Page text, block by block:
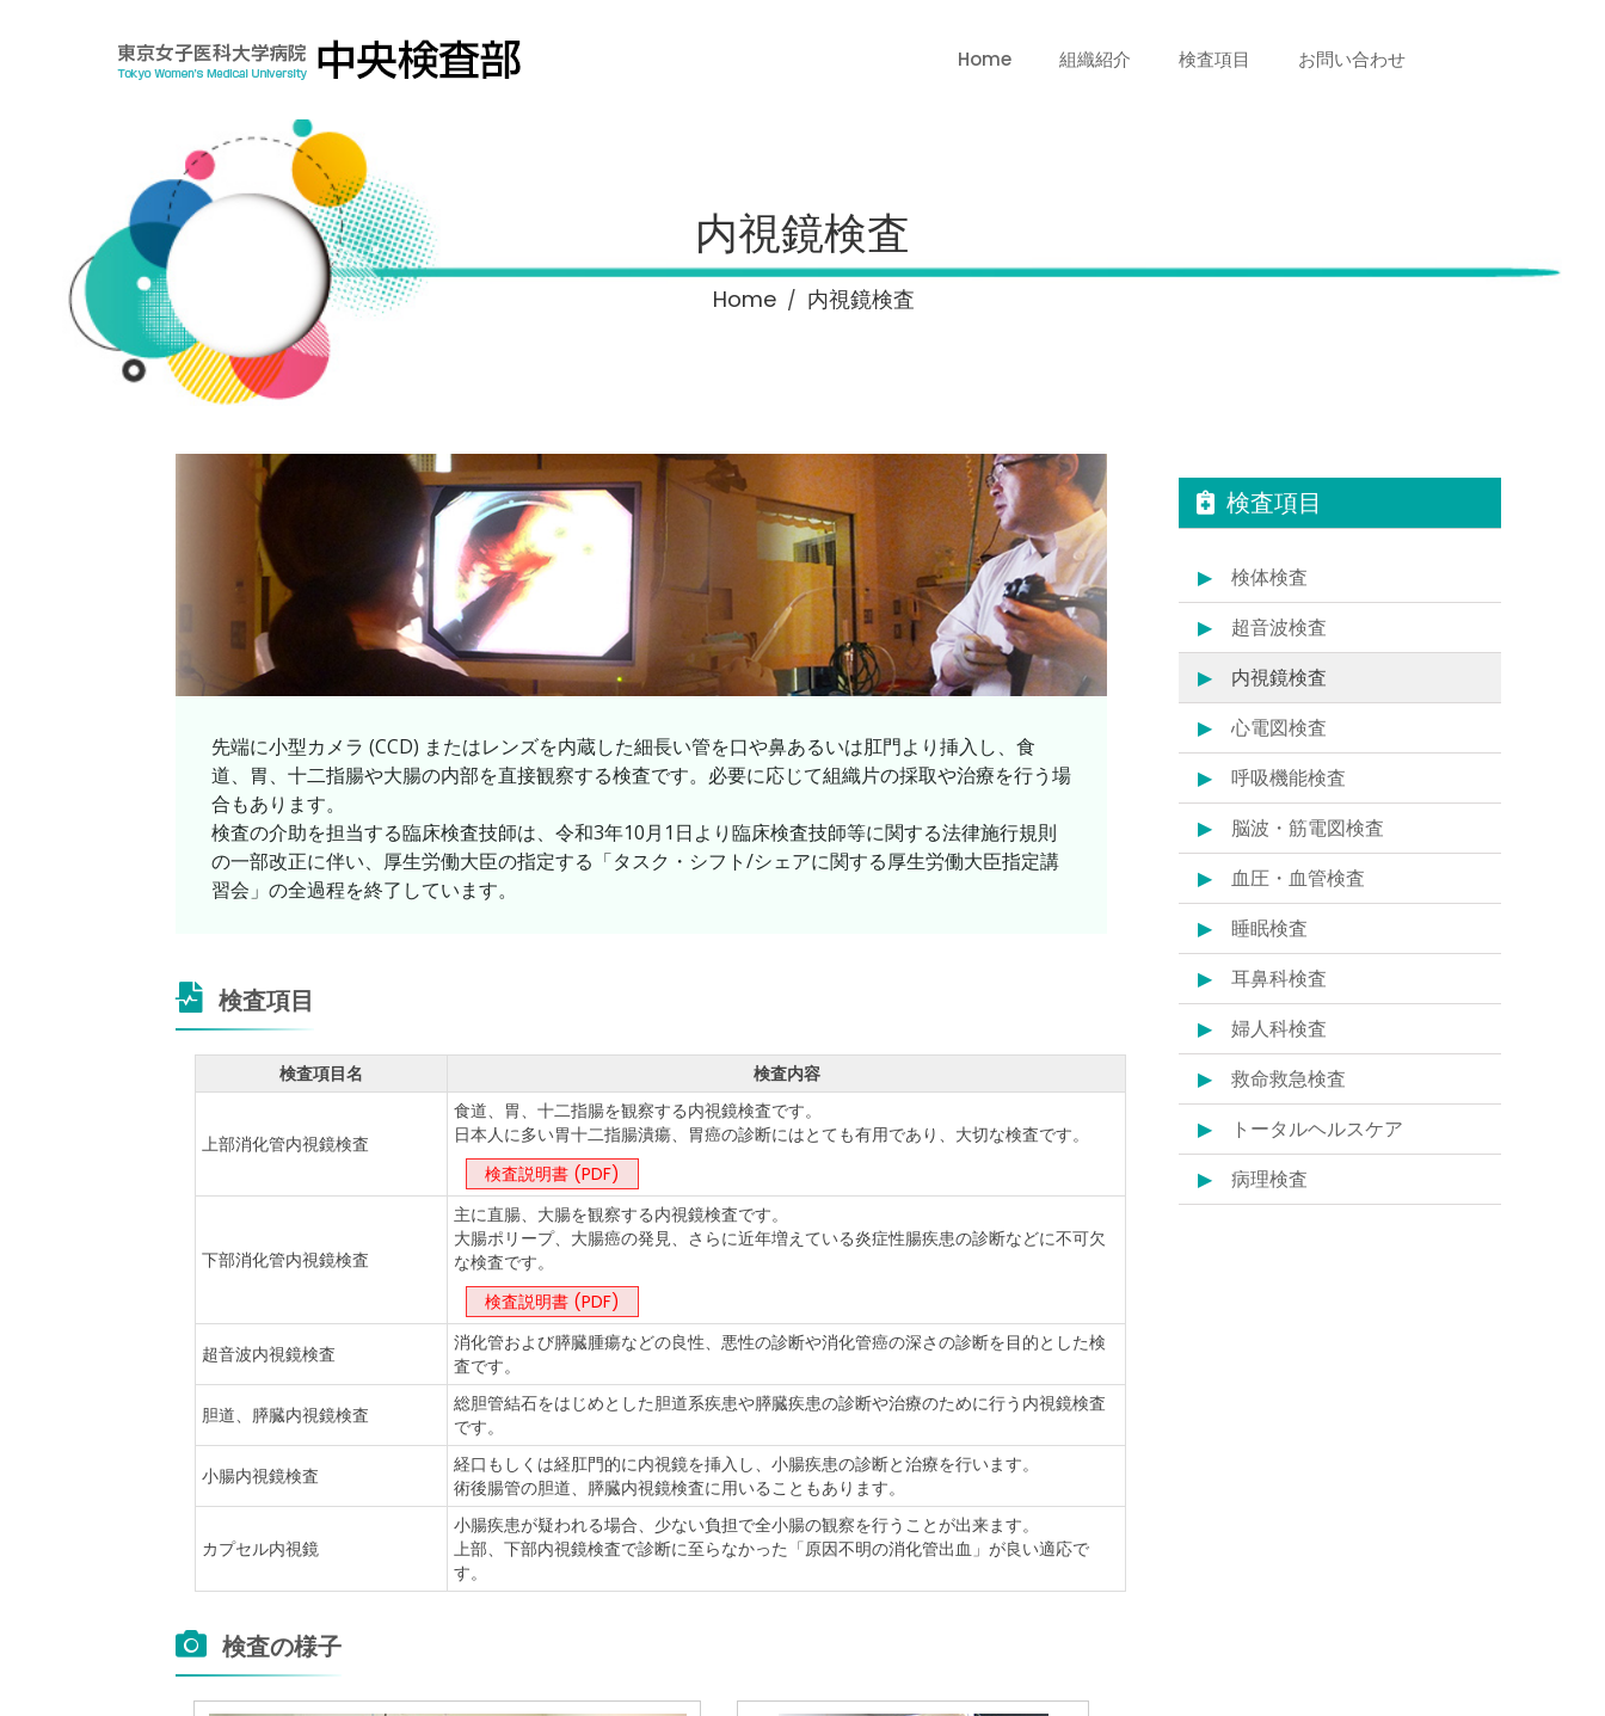
Home 組織紹介 検査項目 お問い合わせ
内視鏡検査
Home / 内視鏡検査
先端に小型カメラ (CCD) またはレンズを内蔵した細長い管を口や鼻あるいは肛門より挿入し、食
道、胃、十二指腸や大腸の内部を直接観察する検査です。必要に応じて組織片の採取や治療を行う場
合もあります。
検査の介助を担当する臨床検査技師は、令和3年10月1日より臨床検査技師等に関する法律施行規則
の一部改正に伴い、厚生労働大臣の指定する「タスク・シフト/シェアに関する厚生労働大臣指定講
習会」の全過程を終了しています。
検査項目
検査項目名 検査内容
上部消化管内視鏡検査
食道、胃、十二指腸を観察する内視鏡検査です。
日本人に多い胃十二指腸潰瘍、胃癌の診断にはとても有用であり、大切な検査です。
検査説明書 (PDF)
下部消化管内視鏡検査
主に直腸、大腸を観察する内視鏡検査です。
大腸ポリープ、大腸癌の発見、さらに近年増えている炎症性腸疾患の診断などに不可欠
な検査です。
検査説明書 (PDF)
超音波内視鏡検査
消化管および膵臓腫瘍などの良性、悪性の診断や消化管癌の深さの診断を目的とした検
査です。
胆道、膵臓内視鏡検査
総胆管結石をはじめとした胆道系疾患や膵臓疾患の診断や治療のために行う内視鏡検査
です。
小腸内視鏡検査
経口もしくは経肛門的に内視鏡を挿入し、小腸疾患の診断と治療を行います。
術後腸管の胆道、膵臓内視鏡検査に用いることもあります。
カプセル内視鏡
小腸疾患が疑われる場合、少ない負担で全小腸の観察を行うことが出来ます。
上部、下部内視鏡検査で診断に至らなかった「原因不明の消化管出血」が良い適応で
す。
検査の様子
検査項目
検体検査
超音波検査
内視鏡検査
心電図検査
呼吸機能検査
脳波・筋電図検査
血圧・血管検査
睡眠検査
耳鼻科検査
婦人科検査
救命救急検査
トータルヘルスケア
病理検査